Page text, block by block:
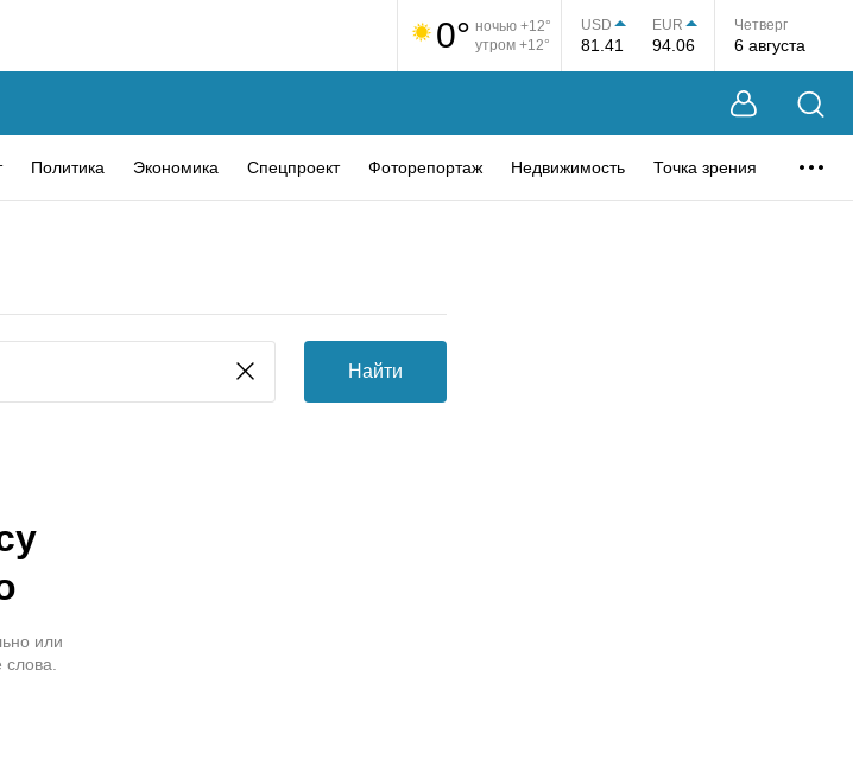
0° ночью +12°
утром +12°
USD
81.41
EUR
94.06
Четверг
6 августа
Политика Экономика Спецпроект Фоторепортаж Недвижимость Точка зрения
Найти
или